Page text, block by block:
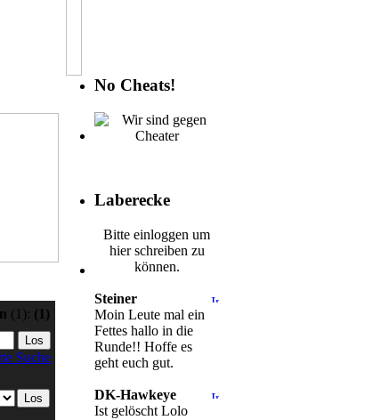
(1): (1)
Suche
No Cheats!
Laberecke
Bitte einloggen um
hier schreiben zu
können.
Steiner
Moin Leute mal ein
Fettes hallo in die
Runde!! Hoffe es
geht euch gut.
DK-Hawkeye
Ist gelöscht Lolo